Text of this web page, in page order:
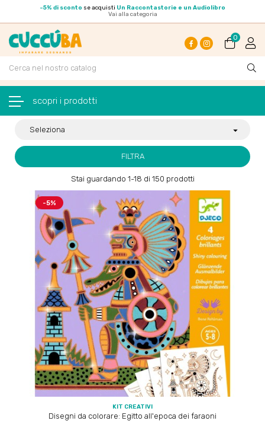
-5% di sconto se acquisti Un Raccontastorie e un Audiolibro
Vai alla categoria
FacebookInstagram
0
Seleziona 
FILTRA
Stai guardando 1-18 di 150 prodotti
-5%
KIT CREATIVI
Disegni da colorare: Egitto all'epoca dei faraoni